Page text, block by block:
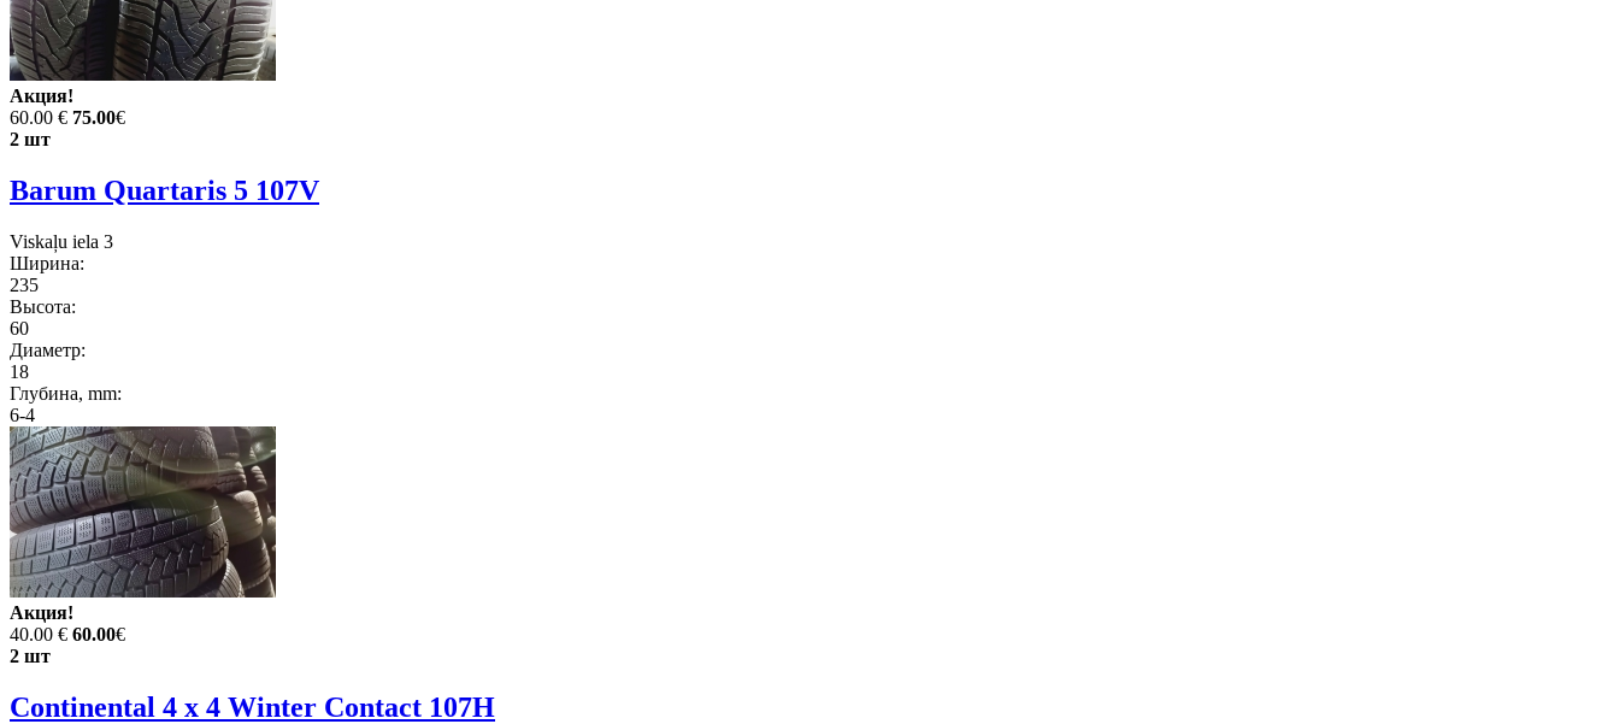
Акция!
60.00 € 75.00€
2 шт
Barum Quartaris 5 107V
Viskaļu iela 3
Ширина:
235
Высота:
60
Диаметр:
18
Глубина, mm:
6-4
Акция!
40.00 € 60.00€
2 шт
Continental 4 x 4 Winter Contact 107H